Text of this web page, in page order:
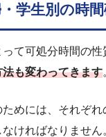
学生別の時
て可処分時間の性
も変わってきます
めには、それぞ
ければなりません